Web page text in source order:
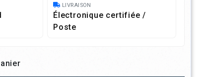
LIVRAISON
Électronique certifiée /
Poste